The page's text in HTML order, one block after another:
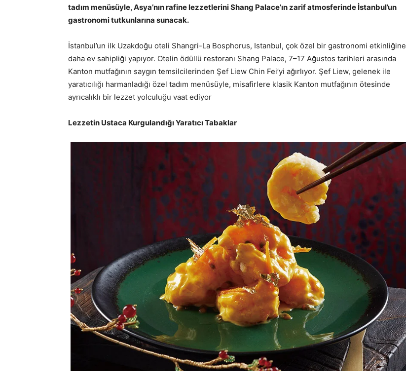
tadım menüsüyle, Asya’nın rafine lezzetlerini Shang Palace’ın zarif atmosferinde İstanbul’un
gastronomi tutkunlarına sunacak.
İstanbul’un ilk Uzakdoğu oteli Shangri-La Bosphorus, Istanbul, çok özel bir gastronomi etkinliğine
daha ev sahipliği yapıyor. Otelin ödüllü restoranı Shang Palace, 7–17 Ağustos tarihleri arasında
Kanton mutfağının saygın temsilcilerinden Şef Liew Chin Fei’yi ağırlıyor. Şef Liew, gelenek ile
yaratıcılığı harmanladığı özel tadım menüsüyle, misafirlere klasik Kanton mutfağının ötesinde
ayrıcalıklı bir lezzet yolculuğu vaat ediyor
Lezzetin Ustaca Kurgulandığı Yaratıcı Tabaklar